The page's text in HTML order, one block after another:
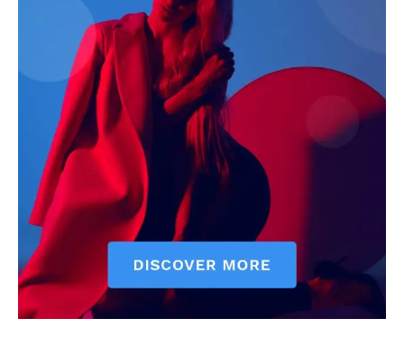
Privacy Policy
Terms of Use Agreement
Facebook
X WhatsApp
Share